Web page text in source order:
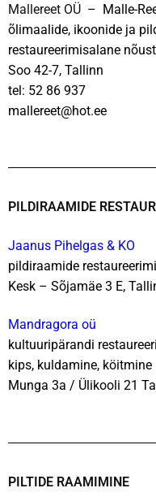
Paber, tekstiil, nahk, fotod
Kellad
Mallereet OÜ – Malle-
õlimaalide, ikoonide ja
restaureerimisalane
Soo 42-7, Tallinn
tel: 52 86 937
mallereet@hot.ee
PILDIRAAMIDE
Jaanus Pihelgas & KO
pildiraamide
Kesk – Sõjamäe 3 E,
Mandragora oü
kultuuripärandi
kips, kuldamine, köitmine
Munga 3a / Ülikooli 21
PILTIDE RAAMIMINE